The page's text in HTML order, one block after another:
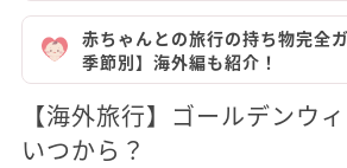
赤ちゃんとの旅行の持ち物完全
季節別】海外編も紹介！
【海外旅行】ゴールデンウ
いつから？